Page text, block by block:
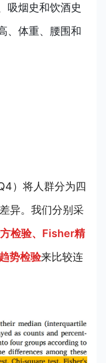
吸烟史和饮酒史
、体重、腰围和
）将人群分为四
异。我们分别采
检验、Fisher精
势检验来比较连